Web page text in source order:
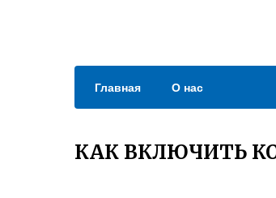
Главная О нас
КАК ВКЛЮЧИТЬ